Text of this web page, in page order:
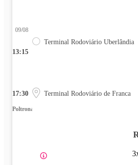
13:15
09/08
Terminal Rodoviário Uberlândia
17:30 Terminal Rodoviário de Franca
Poltrona